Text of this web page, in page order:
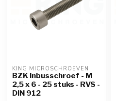
KING MICROSCHROEVEN
BZK Inbusschroef - M
2,5 x 6 - 25 stuks - RVS -
DIN 912